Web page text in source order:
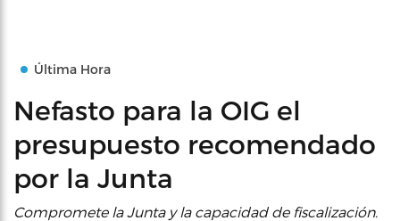
Última Hora
Nefasto para la OIG el
presupuesto recomendado
por la Junta
Compromete la Junta y la capacidad de fiscalización.